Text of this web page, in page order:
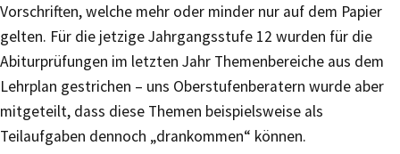
Vorschriften, welche mehr oder minder nur auf dem Papier
gelten. Für die jetzige Jahrgangsstufe 12 wurden für die
Abiturprüfungen im letzten Jahr Themenbereiche aus dem
Lehrplan gestrichen – uns Oberstufenberatern wurde aber
mitgeteilt, dass diese Themen beispielsweise als
Teilaufgaben dennoch „drankommen“ können.